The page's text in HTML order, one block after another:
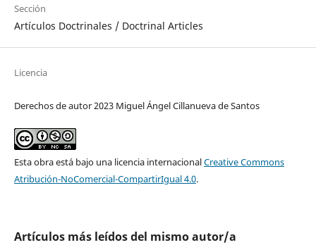
Sección
Artículos Doctrinales / Doctrinal Articles
Licencia
Derechos de autor 2023 Miguel Ángel Cillanueva de Santos
Esta obra está bajo una licencia internacionalCreative Commons
Atribución-NoComercial-CompartirIgual 4.0.
Artículos más leídos del mismo autor/a